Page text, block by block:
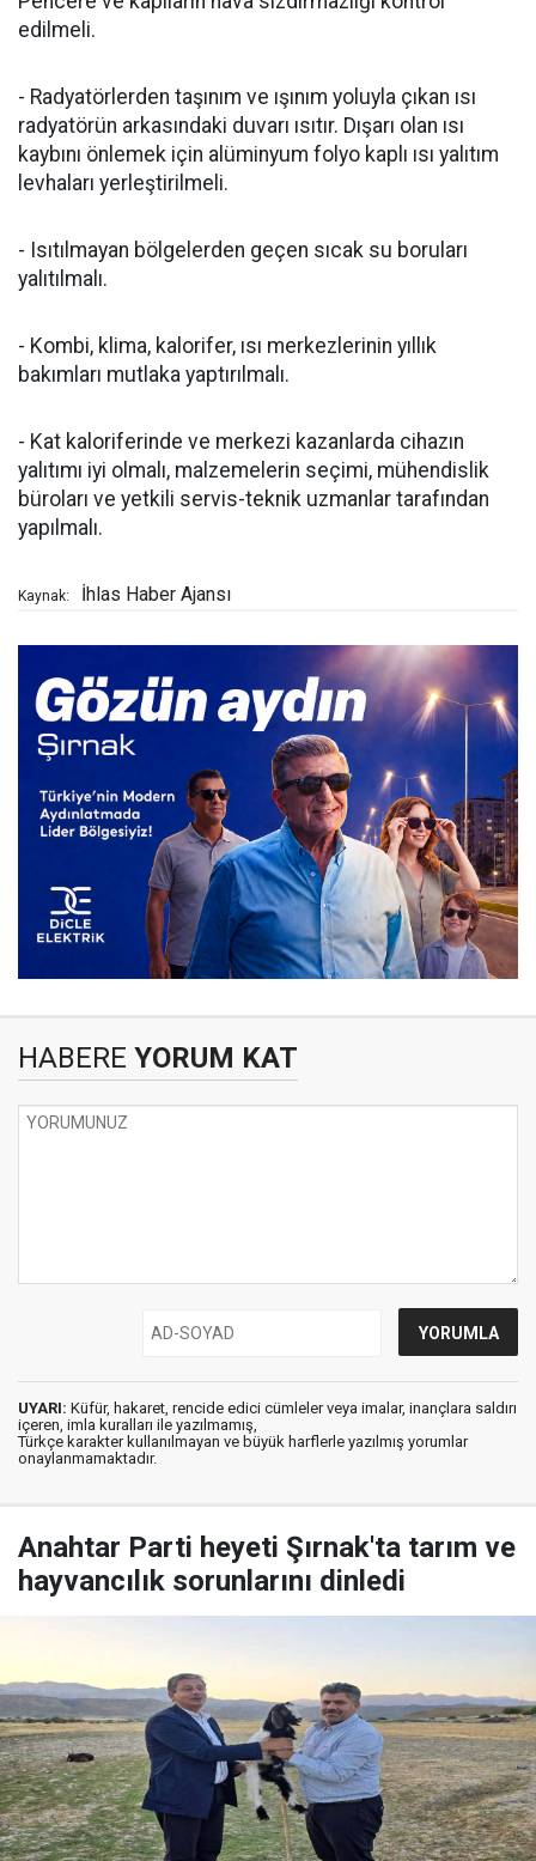
edilmeli.
- Radyatörlerden taşınım ve ışınım yoluyla çıkan ısı
radyatörün arkasındaki duvarı ısıtır. Dışarı olan ısı
kaybını önlemek için alüminyum folyo kaplı ısı yalıtım
levhaları yerleştirilmeli.
- Isıtılmayan bölgelerden geçen sıcak su boruları
yalıtılmalı.
- Kombi, klima, kalorifer, ısı merkezlerinin yıllık
bakımları mutlaka yaptırılmalı.
- Kat kaloriferinde ve merkezi kazanlarda cihazın
yalıtımı iyi olmalı, malzemelerin seçimi, mühendislik
büroları ve yetkili servis-teknik uzmanlar tarafından
yapılmalı.
Kaynak: İhlas Haber Ajansı
HABERE YORUM KAT
UYARI: Küfür, hakaret, rencide edici cümleler veya imalar, inançlara saldırı
içeren, imla kuralları ile yazılmamış,
Türkçe karakter kullanılmayan ve büyük harflerle yazılmış yorumlar
onaylanmamaktadır.
Anahtar Parti heyeti Şırnak'ta tarım ve
hayvancılık sorunlarını dinledi